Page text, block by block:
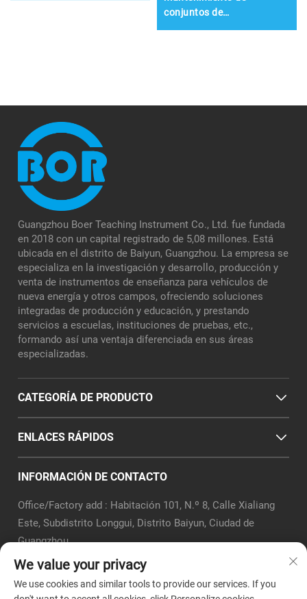
conjuntos de
Guangzhou Boer Teaching Instrument Co., Ltd. fue fundada
en 2018 con un capital registrado de 5,08 millones. Está
ubicada en el distrito de Baiyun, Guangzhou. La empresa se
especializa en la investigación y desarrollo, producción y
venta de instrumentos de enseñanza para vehículos de
nueva energía y otros campos, ofreciendo soluciones
integradas de producción y educación, y prestando
servicios a escuelas, instituciones de pruebas, etc.,
formando así una ventaja diferenciada en sus áreas
especializadas.
CATEGORÍA DE PRODUCTO
ENLACES RÁPIDOS
INFORMACIÓN DE CONTACTO
Office/Factory add : Habitación 101, N.º 8, Calle Xialiang
Este, Subdistrito Longgui, Distrito Baiyun, Ciudad de
Guangzhou
Correo electrónico:[email protected]
+86-18320351294
Whatsapp:+8618320351294
We value your privacy
We use cookies and similar tools to provide our services. If you